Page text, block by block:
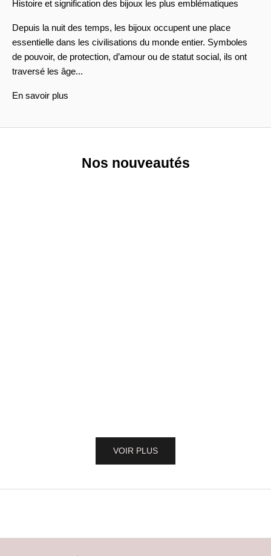
Histoire et signification des bijoux les plus emblématiques
Depuis la nuit des temps, les bijoux occupent une place
essentielle dans les civilisations du monde entier. Symboles
de pouvoir, de protection, d’amour ou de statut social, ils ont
traversé les âge...
En savoir plus
Nos nouveautés
VOIR PLUS